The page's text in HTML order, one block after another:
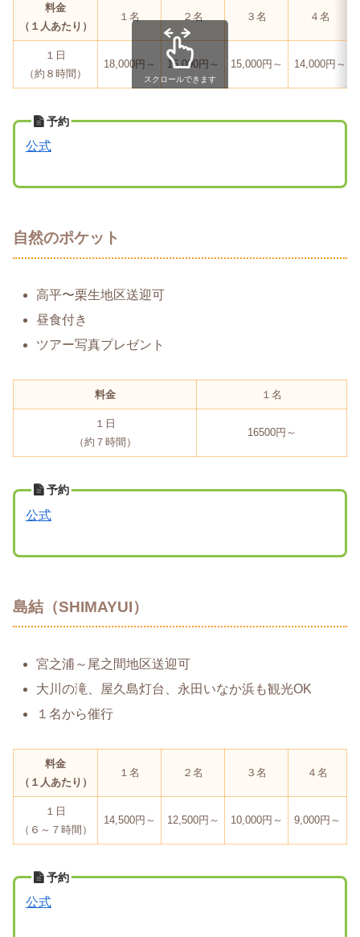
料金
（１人あたり）
１名 ２名 ３名 ４名
１日
（約８時間）
18,000円～ 16,000円～ 15,000円～ 14,000円～
スクロールできます
予約
公式
自然のポケット
高平〜栗生地区送迎可
昼食付き
ツアー写真プレゼント
料金 １名
１日
（約７時間）
16500円～
予約
公式
島結（SHIMAYUI）
宮之浦～尾之間地区送迎可
大川の滝、屋久島灯台、永田いなか浜も観光OK
１名から催行
料金
（１人あたり）
１名 ２名 ３名 ４名
１日
（６～７時間）
14,500円～ 12,500円～ 10,000円～ 9,000円～
予約
公式